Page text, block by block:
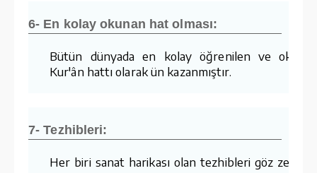
6- En kolay okunan hat olması:
Bütün dünyada en kolay öğrenilen ve
Kur'ân hattı olarak ün kazanmıştır.
7- Tezhibleri:
Her biri sanat harikası olan tezhibleri göz